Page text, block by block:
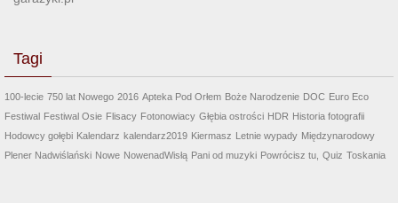
Tagi
100-lecie 750 lat Nowego 2016 Apteka Pod Orłem Boże Narodzenie DOC Euro Eco
Festiwal Festiwal Osie Flisacy Fotonowiacy Głębia ostrości HDR Historia fotografii
Hodowcy gołębi Kalendarz kalendarz2019 Kiermasz Letnie wypady Międzynarodowy
Plener Nadwiślański Nowe NowenadWisłą Pani od muzyki Powrócisz tu, Quiz Toskania